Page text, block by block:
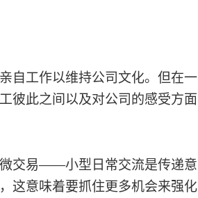
自工作以维持公司文化。但在一
彼此之间以及对公司的感受方面
交易——小型日常交流是传递意
这意味着要抓住更多机会来强化